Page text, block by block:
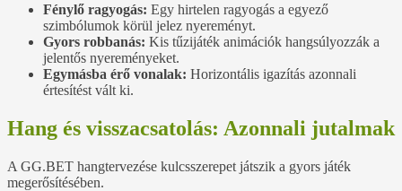
Fénylő ragyogás: Egy hirtelen ragyogás a egyező
szimbólumok körül jelez nyereményt.
Gyors robbanás: Kis tűzijáték animációk hangsúlyozzák a
jelentős nyereményeket.
Egymásba érő vonalak: Horizontális igazítás azonnali
értesítést vált ki.
Hang és visszacsatolás: Azonnali jutalmak
A GG.BET hangtervezése kulcsszerepet játszik a gyors játék
megerősítésében.